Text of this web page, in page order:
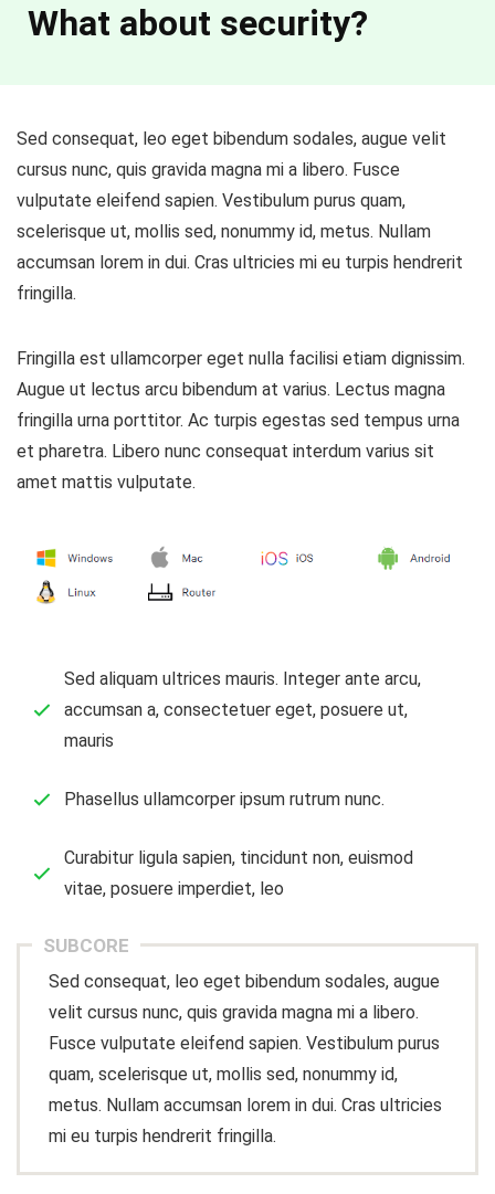
What about security?
Sed consequat, leo eget bibendum sodales, augue velit
cursus nunc, quis gravida magna mi a libero. Fusce
vulputate eleifend sapien. Vestibulum purus quam,
scelerisque ut, mollis sed, nonummy id, metus. Nullam
accumsan lorem in dui. Cras ultricies mi eu turpis hendrerit
fringilla.
Fringilla est ullamcorper eget nulla facilisi etiam dignissim.
Augue ut lectus arcu bibendum at varius. Lectus magna
fringilla urna porttitor. Ac turpis egestas sed tempus urna
et pharetra. Libero nunc consequat interdum varius sit
amet mattis vulputate.
Sed aliquam ultrices mauris. Integer ante arcu,
accumsan a, consectetuer eget, posuere ut,
mauris
Phasellus ullamcorper ipsum rutrum nunc.
Curabitur ligula sapien, tincidunt non, euismod
vitae, posuere imperdiet, leo
SUBCORE
Sed consequat, leo eget bibendum sodales, augue
velit cursus nunc, quis gravida magna mi a libero.
Fusce vulputate eleifend sapien. Vestibulum purus
quam, scelerisque ut, mollis sed, nonummy id,
metus. Nullam accumsan lorem in dui. Cras ultricies
mi eu turpis hendrerit fringilla.